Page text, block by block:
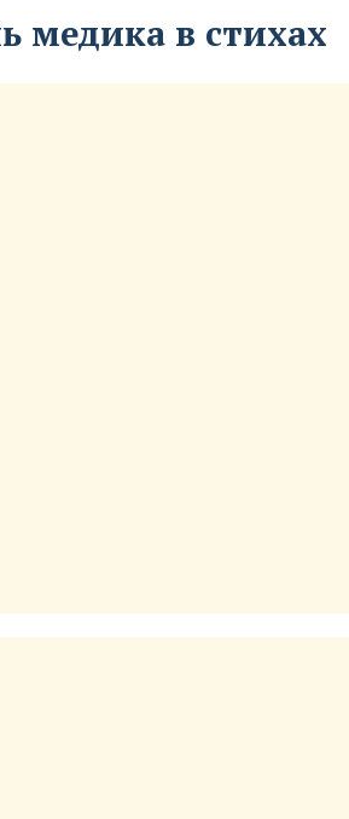
медика в стихах